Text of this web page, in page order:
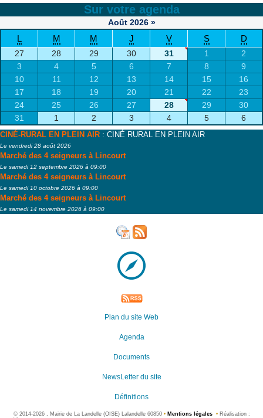
Sur votre agenda
Août 2026 »
L M M J V S D
27 28 29 30 31 1
2
3
4 5 6 7 8
9
10
11 12 13 14 15
16
17
18 19 20 21 22
23
24
25 26 27 28 29
30
31
1 2 3 4 5 6
CINÉ-RURAL EN PLEIN AIR : CINÉ RURAL EN PLEIN AIR
Le vendredi 28 août 2026
Marché des 4 seigneurs à Lincourt
Le samedi 12 septembre 2026 à 09:00
Marché des 4 seigneurs à Lincourt
Le samedi 10 octobre 2026 à 09:00
Marché des 4 seigneurs à Lincourt
Le samedi 14 novembre 2026 à 09:00
Plan du site Web
Agenda
Documents
NewsLetter du site
Définitions
©2014-2026 , Mairie de La Landelle (OISE) Lalandelle 60850 • Mentions légales • Réalisation :